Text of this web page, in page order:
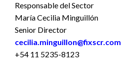
Responsable del Sector
María Cecilia Minguillón
Senior Director
cecilia.minguillon@fixscr.com
+54 11 5235-8123